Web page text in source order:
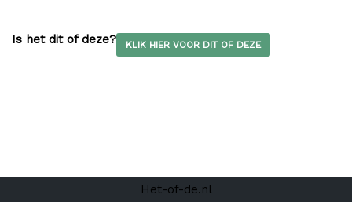
Is het dit of deze? KLIK HIER VOOR DIT OF DEZE
Het-of-de.nl